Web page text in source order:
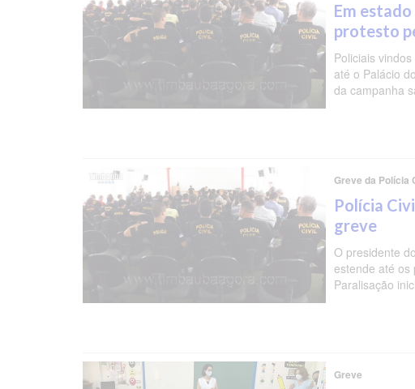
Em
protesto
Policiais
até o Palácio
da campanha
Greve da Polícia
Polícia
greve
O presidente
estende até os
Paralisação
Greve